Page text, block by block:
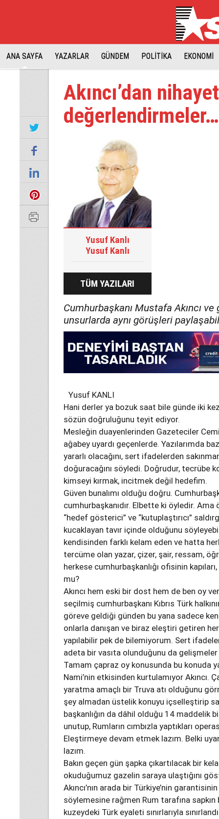
ANA SAYFA YAZARLAR GÜNDEM POLİTİKA EKONOMİ
Akıncı’dan
değerlendirmeler…
Yusuf Kanlı
Yusuf Kanlı
TÜM YAZILARI
Cumhurbaşkanı Mustafa Akıncı
unsurlarda aynı görüşleri
Yusuf KANLI
Hani derler ya bozuk saat bile günde iki
sözün doğruluğunu teyit ediyor.
Mesleğin duayenlerinden Gazeteciler
ağabey uyardı geçenlerde. Yazılarımda
yararlı olacağını, sert ifadelerden
doğuracağını söyledi. Doğrudur, tecrübe
kimseyi kırmak, incitmek değil hedefim.
Güven bunalımı olduğu doğru.
cumhurbaşkanıdır. Elbette ki öyledir.
“hedef gösterici” ve “kutuplaştırıcı”
kucaklayan tavır içinde olduğunu
kendisinden farklı kelam eden ve hatta
tercüme olan yazar, çizer, şair, ressam,
herkese cumhurbaşkanlığı ofisinin
mu?
Akıncı hem eski bir dost hem de ben oy
seçilmiş cumhurbaşkanı Kıbrıs Türk
göreve geldiği günden bu yana sadece
onlarla danışan ve biraz eleştiri getiren
yapılabilir pek de bilemiyorum. Sert
adeta bir vasıta olunduğunu da
Tamam çapraz oy konusunda bu konuda
Nami’nin etkisinden kurtulamıyor Akıncı.
yaratma amaçlı bir Truva atı olduğunu
şey almadan üstelik konuyu içselleştirip
başkanlığın da dâhil olduğu 14 maddelik
unutup, Rumların cımbızla yaptıkları
Eleştirmeye devam etmek lazım. Belki
lazım.
Bakın geçen gün şapka çıkartılacak bir
okuduğumuz gazelin saraya ulaştığını
Akıncı’nın arada bir Türkiye’nin
söylemesine rağmen Rum tarafına
kuzeydeki Türk eyaleti sınırlarıyla